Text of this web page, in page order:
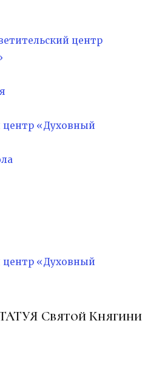
центр
«Духовный
«Духовный
Святой Княгини